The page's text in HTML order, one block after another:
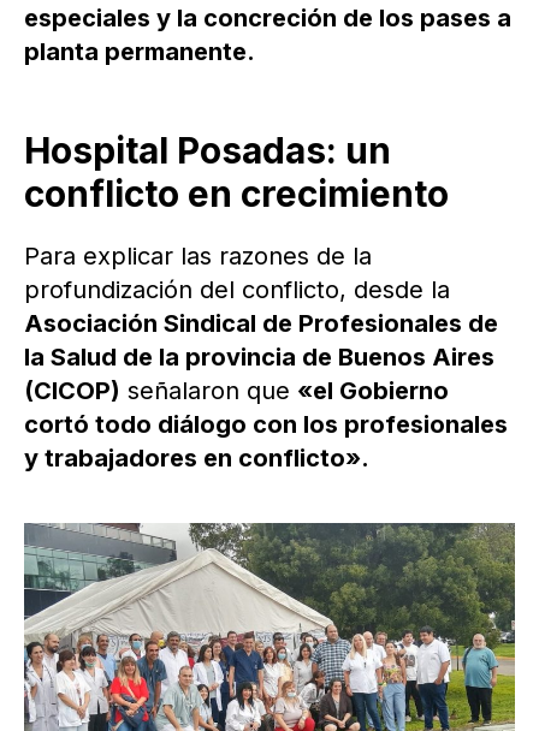
especiales y la concreción de los pases a
planta permanente.
Hospital Posadas: un
conflicto en crecimiento
Para explicar las razones de la
profundización del conflicto, desde la
Asociación Sindical de Profesionales de
la Salud de la provincia de Buenos Aires
(CICOP) señalaron que «el Gobierno
cortó todo diálogo con los profesionales
y trabajadores en conflicto».